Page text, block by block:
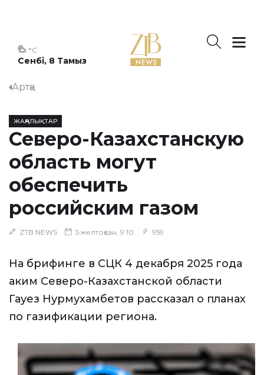
Сенбі, 8 Тамыз
°C
Артқа
ЖАҢАЛЫҚТАР
Северо-Казахстанскую
область могут
обеспечить
российским газом
ZTB NEWS 5 желтоқсан, 9:10 959
На брифинге в СЦК 4 декабря 2025 года
аким Северо-Казахстанской области
Гауез Нурмухамбетов рассказал о планах
по газификации региона.